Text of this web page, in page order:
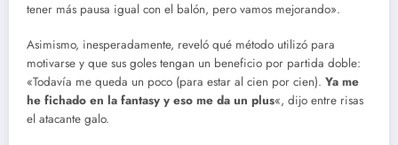
tener más pausa igual con el balón, pero vamos mejorando».
Asimismo, inesperadamente, reveló qué método utilizó para
motivarse y que sus goles tengan un beneficio por partida doble:
«Todavía me queda un poco (para estar al cien por cien). Ya me
he fichado en la fantasy y eso me da un plus«, dijo entre risas
el atacante galo.